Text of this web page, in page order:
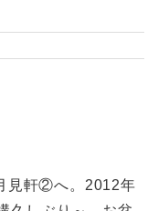
見軒②へ。2012年